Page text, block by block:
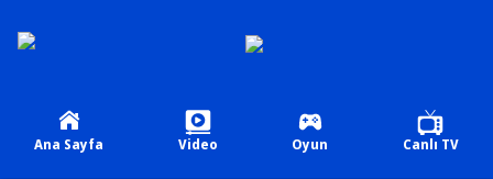
Ana Sayfa Video Oyun Canlı TV